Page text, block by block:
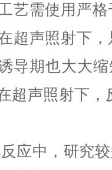
艺需使用严
超声照射下
导期也大大
超声照射下，
应中，研究